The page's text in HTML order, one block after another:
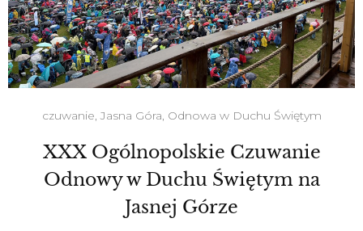
czuwanie, Jasna Góra, Odnowa w Duchu Świętym
XXX Ogólnopolskie Czuwanie
Odnowy w Duchu Świętym na
Jasnej Górze